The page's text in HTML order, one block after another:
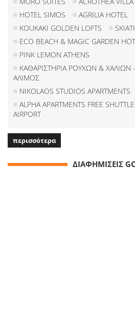
HOTEL SIMOS
AGRILIA HOTEL
KOUKAKI GOLDEN LOFTS
ECO BEACH & MAGIC GARDEN
PINK LEMON ATHENS
ΚΑΘΑΡΙΣΤΗΡΙΑ ΡΟΥΧΩΝ & ΧΑΛΙΩΝ -
ΑΛΙΜΟΣ
NIKOLAOS STUDIOS APARTMENTS
ALPHA APARTMENTS FREE
AIRPORT
περισσότερα
ΔΙΑΦΗΜΙΣΕΙΣ